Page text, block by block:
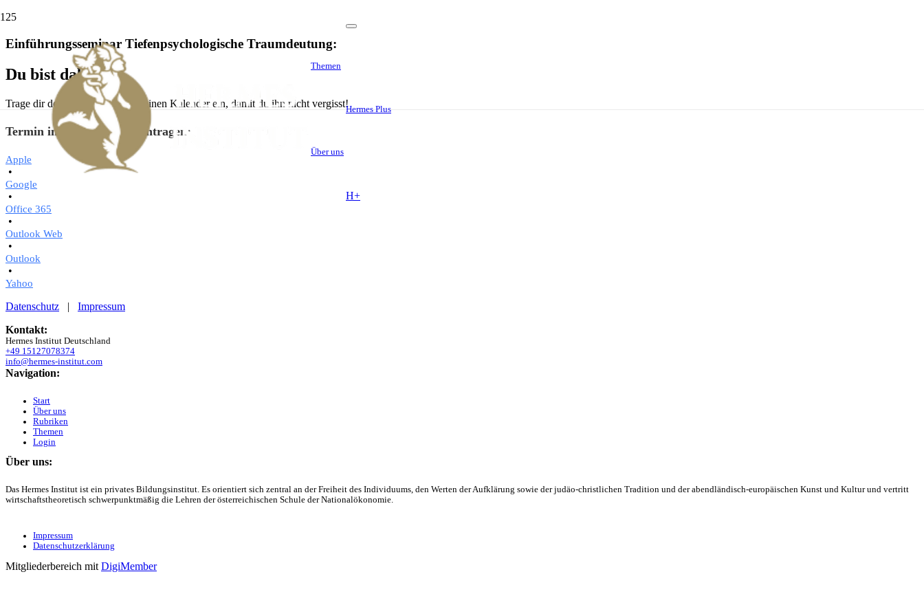
Themen
Über uns
Hermes Plus
H+
Einführungsseminar Tiefenpsychologische Traumdeutung:
Du bist dabei!
Trage dir den Termin direkt in deinen Kalender ein, damit du ihn nicht vergisst!
Termin in den Kalender eintragen:
Apple
•
Google
•
Office 365
•
Outlook Web
•
Outlook
•
Yahoo
Datenschutz | Impressum
Kontakt:
Hermes Institut Deutschland
+49 15127078374
info@hermes-institut.com
Navigation:
Start
Über uns
Rubriken
Themen
Login
Über uns:
Das Hermes Institut ist ein privates Bildungsinstitut. Es orientiert sich zentral an der Freiheit des Individuums, den Werten der Aufklärung sowie der judäo-christlichen Tradition und der abendländisch-europäischen Kunst und Kultur und vertritt
wirtschaftstheoretisch schwerpunktmäßig die Lehren der österreichischen Schule der Nationalökonomie.
Impressum
Datenschutzerklärung
Mitgliederbereich mit DigiMember